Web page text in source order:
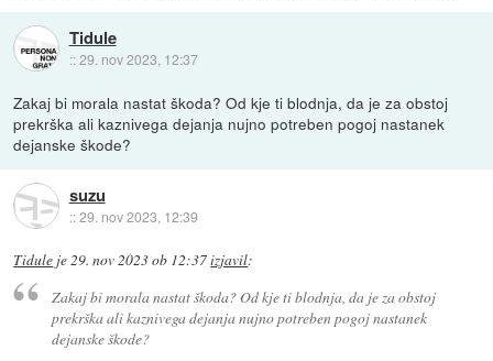
Tidule
::29. nov 2023, 12:37
Zakaj bi morala nastat škoda? Od kje ti blodnja, da je za obstoj
prekrška ali kaznivega dejanja nujno potreben pogoj nastanek
dejanske škode?
suzu
::29. nov 2023, 12:39
Tidule je29. nov 2023 ob 12:37izjavil:
Zakaj bi morala nastat škoda? Od kje ti blodnja, da je za obstoj
prekrška ali kaznivega dejanja nujno potreben pogoj nastanek
dejanske škode?